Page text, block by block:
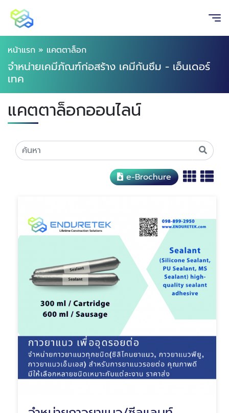
หน้าแรก » แคตตาล็อก
จำหน่ายเคมีภัณฑ์ก่อสร้าง เคมีกันซึม - เอ็นเดอร์
เทค
แคตตาล็อกออนไลน์
e-Brochure